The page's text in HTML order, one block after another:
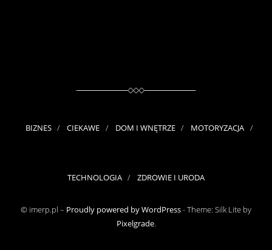
BIZNES CIEKAWE DOM I WNĘTRZE MOTORYZACJA
TECHNOLOGIA ZDROWIE I URODA
© imerp.pl – Proudly powered by WordPress-Theme: Silk Lite by
Pixelgrade.